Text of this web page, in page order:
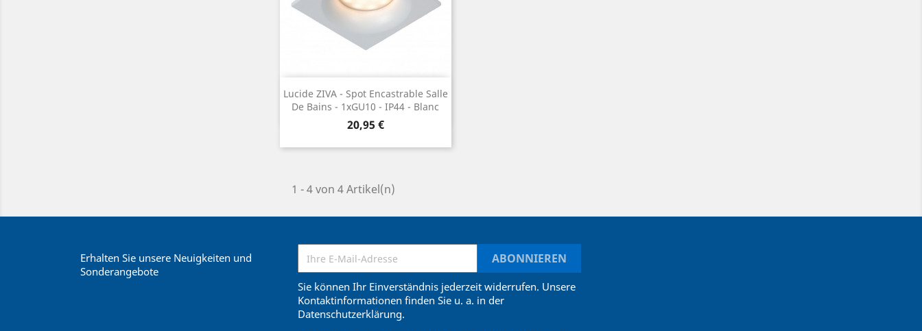
Lucide ZIVA - Spot Encastrable Salle
De Bains - 1xGU10 - IP44 - Blanc
Preis
20,95 €
Vorschau
1 - 4 von 4 Artikel(n)
Erhalten Sie unsere Neuigkeiten und
Sonderangebote
Sie können Ihr Einverständnis jederzeit widerrufen. Unsere
Kontaktinformationen finden Sie u. a. in der
Datenschutzerklärung.